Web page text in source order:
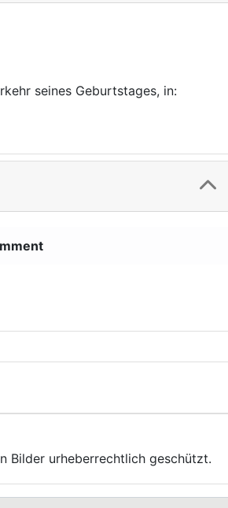
seines Geburtstages, in:
Bilder urheberrechtlich geschützt.